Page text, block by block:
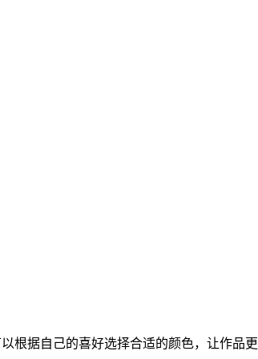
根据自己的喜好选择合适的颜色，让作品更